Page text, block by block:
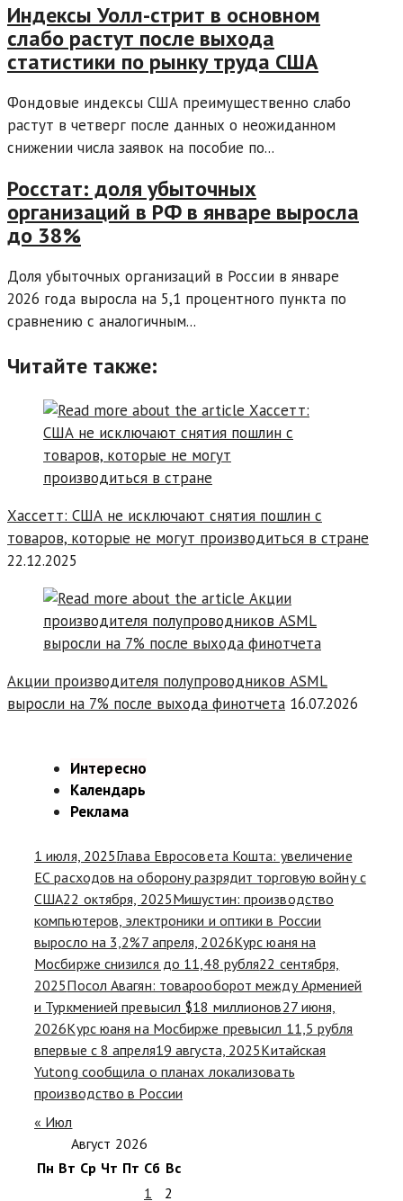
Индексы Уолл-стрит в основном
слабо растут после выхода
статистики по рынку труда США
Фондовые индексы США преимущественно слабо
растут в четверг после данных о неожиданном
снижении числа заявок на пособие по...
Росстат: доля убыточных
организаций в РФ в январе выросла
до 38%
Доля убыточных организаций в России в январе
2026 года выросла на 5,1 процентного пункта по
сравнению с аналогичным...
Читайте также:
Хассетт: США не исключают снятия пошлин с
товаров, которые не могут производиться в стране
22.12.2025
Акции производителя полупроводников ASML
выросли на 7% после выхода финотчета 16.07.2026
Интересно
Календарь
Реклама
1 июля, 2025Глава Евросовета Кошта: увеличение
ЕС расходов на оборону разрядит торговую войну с
США22 октября, 2025Мишустин: производство
компьютеров, электроники и оптики в России
выросло на 3,2%7 апреля, 2026Курс юаня на
Мосбирже снизился до 11,48 рубля22 сентября,
2025Посол Авагян: товарооборот между Арменией
и Туркменией превысил $18 миллионов27 июня,
2026Курс юаня на Мосбирже превысил 11,5 рубля
впервые с 8 апреля19 августа, 2025Китайская
Yutong сообщила о планах локализовать
производство в России
« Июл
Август 2026
Пн Вт Ср Чт Пт Сб Вс
1
2